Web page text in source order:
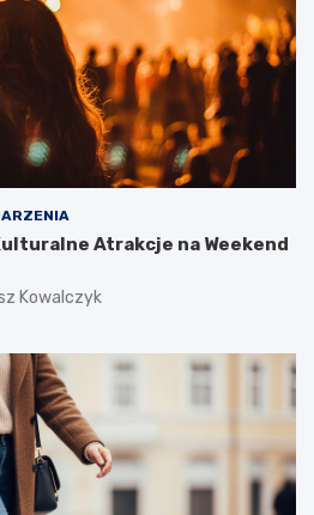
Atrakcje na Weekend
Kowalczyk